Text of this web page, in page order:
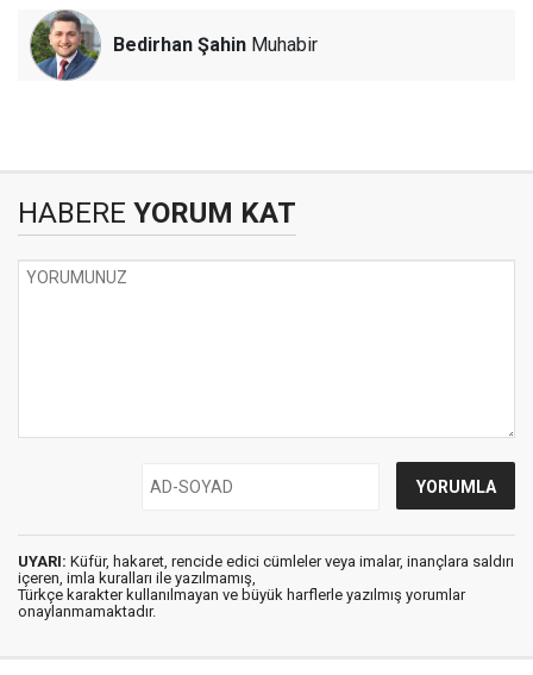
Bedirhan Şahin Muhabir
HABERE YORUM KAT
UYARI: Küfür, hakaret, rencide edici cümleler veya imalar, inançlara saldırı
içeren, imla kuralları ile yazılmamış,
Türkçe karakter kullanılmayan ve büyük harflerle yazılmış yorumlar
onaylanmamaktadır.